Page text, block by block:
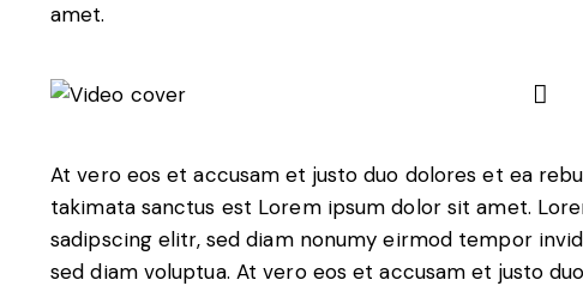
amet.
At vero eos et accusam et justo duo dolores et ea
takimata sanctus est Lorem ipsum dolor sit amet.
sadipscing elitr, sed diam nonumy eirmod tempor
sed diam voluptua. At vero eos et accusam et justo